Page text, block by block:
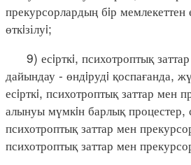
прекурсорлардың бiр
өткiзілуi;
9) есiрткi, психотроптық
дайындау - өндiрудi қоспағанда,
есiрткi, психотроптық заттар мен
алынуы мүмкiн барлық процестер,
психотроптық заттар мен
психотроптық заттар мен